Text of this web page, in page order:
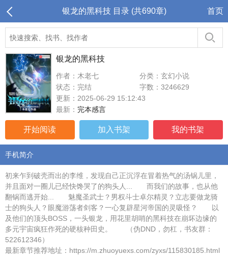
银龙的黑科技 目录 (共690章) 首页
银龙的黑科技
作者：木老七
分类：玄幻小说
状态：完结
字数：3246629
更新：2025-06-29 15:12:43
最新： 完本感言
开始阅读 加入书架 我的书架
手机简介
初来乍到破壳而出的李维，发现自己正沉浮在冒着热气的汤锅儿里，
并且面对一圈儿已经快馋哭了的狗头人... 而我们的故事，也从他
翻锅而逃开始... 魅魔圣武士？男权斗士卓尔精灵？立志要做龙骑
士的狗头人？眼魔游荡者剑客？一心复辟星河帝国的灵吸怪？ 以
及他们的顶头BOSS，一头银龙，用花里胡哨的黑科技在崩坏边缘的
多元宇宙疯狂作死的硬核种田史。 （伪DND，勿杠，书友群：
522612346）
最新章节推荐地址：https://m.zhuoyuexs.com/zyxs/115830185.html